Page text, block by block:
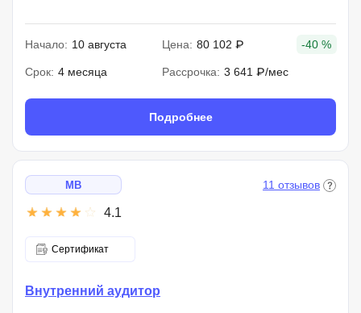
Начало: 10 августа Цена: 80 102 ₽ -40 %
Срок: 4 месяца Рассрочка: 3 641 ₽/мес
Подробнее
MB
4.1
11 отзывов
Сертификат
Внутренний аудитор